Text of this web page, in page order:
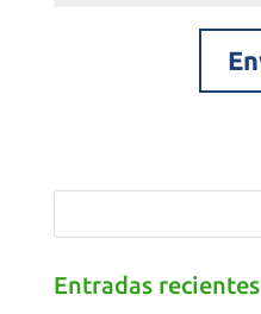
Entradas recientes